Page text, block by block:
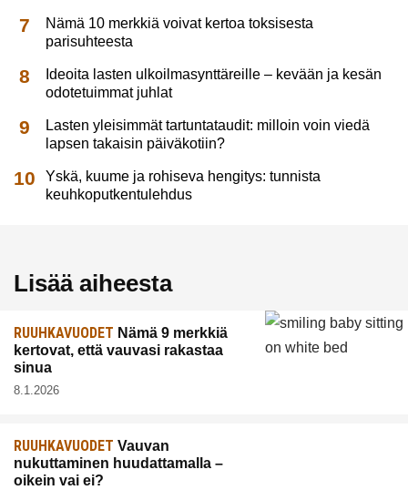
Nämä 10 merkkiä voivat kertoa toksisesta
parisuhteesta
Ideoita lasten ulkoilmasynttäreille – kevään ja kesän
odotetuimmat juhlat
Lasten yleisimmät tartuntataudit: milloin voin viedä
lapsen takaisin päiväkotiin?
Yskä, kuume ja rohiseva hengitys: tunnista
keuhkoputkentulehdus
Lisää aiheesta
RUUHKAVUODET Nämä 9 merkkiä
kertovat, että vauvasi rakastaa
sinua
8.1.2026
RUUHKAVUODET Vauvan
nukuttaminen huudattamalla –
oikein vai ei?